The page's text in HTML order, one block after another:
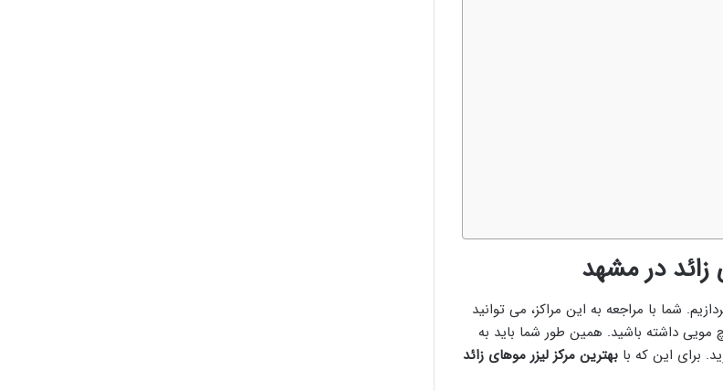
شما با مراجعه به این مراکز، می توانید
مویی داشته باشید. همین طور شما باید به
برای این که با بهترین مرکز لیزر موهای زائد